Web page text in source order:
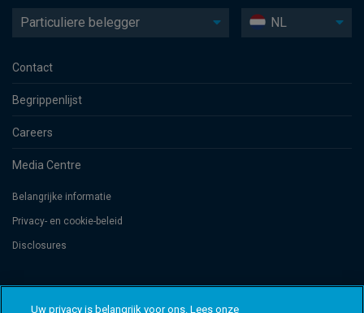
Particuliere belegger NL
Contact
Begrippenlijst
Careers
Media Centre
Belangrijke informatie
Privacy- en cookie-beleid
Disclosures
de Commerce et des Sociétés (Luxembourg), No. B 110242 and/or
Uw privacy is belangrijk voor ons. Lees onze